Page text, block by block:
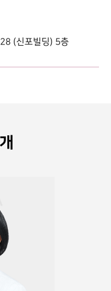
(신포빌딩) 5층